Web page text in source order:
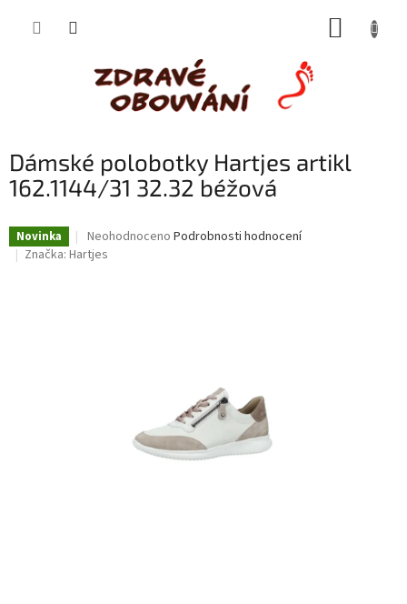
Dámské polobotky Hartjes artikl
162.1144/31 32.32 béžová
Novinka
Průměrné
hodnocení
Neohodnoceno Podrobnosti hodnocení
Značka: Hartjes